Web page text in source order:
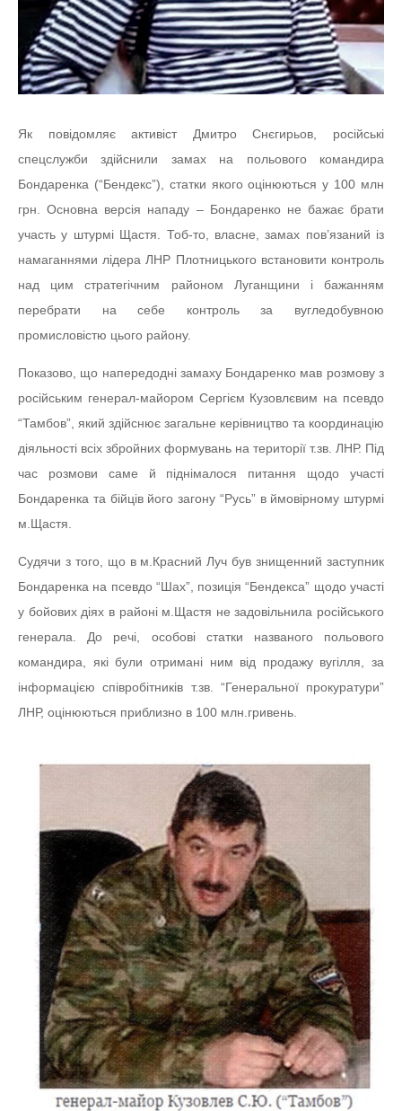
Як повідомляє активіст Дмитро Снєгирьов, російські
спецслужби здійснили замах на польового командира
Бондаренка (“Бендекс”), статки якого оцінюються у 100 млн
грн. Основна версія нападу – Бондаренко не бажає брати
участь у штурмі Щастя. Тоб-то, власне, замах пов’язаний із
намаганнями лідера ЛНР Плотницького встановити контроль
над цим стратегічним районом Луганщини і бажанням
перебрати на себе контроль за вугледобувною
промисловістю цього району.
Показово, що напередодні замаху Бондаренко мав розмову з
російським генерал-майором Сергієм Кузовлєвим на псевдо
“Тамбов”, який здійснює загальне керівництво та координацію
діяльності всіх збройних формувань на території т.зв. ЛНР. Під
час розмови саме й піднімалося питання щодо участі
Бондаренка та бійців його загону “Русь” в ймовірному штурмі
м.Щастя.
Судячи з того, що в м.Красний Луч був знищенний заступник
Бондаренка на псевдо “Шах”, позиція “Бендекса” щодо участі
у бойових діях в районі м.Щастя не задовільнила російського
генерала. До речі, особові статки названого польового
командира, які були отримані ним від продажу вугілля, за
інформацією співробітників т.зв. “Генеральної прокуратури”
ЛНР, оцінюються приблизно в 100 млн.гривень.